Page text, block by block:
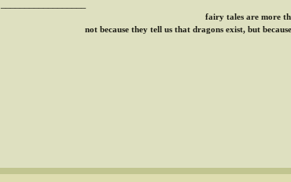
fairy tales are more
not because they tell us that dragons exist, but